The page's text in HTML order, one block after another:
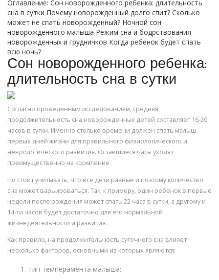
Оглавление: Сон новорожденного ребенка: длительность
сна в сутки Почему новорожденный долго спит? Сколько
может не спать новорожденный? Ночной сон
новорожденного малыша Режим сна и бодрствования
новорожденных и грудничков Когда ребенок будет спать
всю ночь?
Сон новорожденного ребенка:
длительность сна в сутки
Согласно проведенным исследованиям, средняя
продолжительность сна новорожденных детей составляет 16-20
часов в сутки. Именно столько времени должен спать малыш
первых дней жизни для правильного физиологического и
неврологического развития. Оставшиеся часы уходят
преимущественно на кормление.
Но стоит учитывать, что все дети разные и поэтому количество
сна может варьироваться. Так, к примеру, один ребенок в первые
недели после рождения может спать 22 часа в сутки, а другому и
14-ти часов будет достаточно для его нормальной
жизнедеятельности и развития.
Как правило, на продолжительность суточного сна влияет
несколько факторов, основными из которых являются:
Тип темперамента малыша: